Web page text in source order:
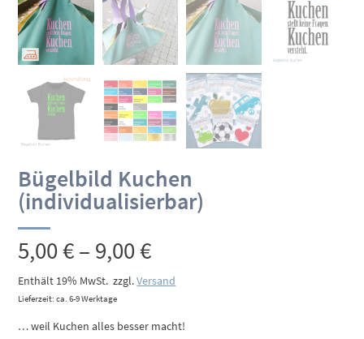
Bügelbild Kuchen
(individualisierbar)
5,00€– 9,00€Preisspanne:
5,00 €
bis
Enthält 19% MwSt. zzgl.Versand
Lieferzeit: ca. 6-9 Werktage
… weil Kuchen alles besser macht!